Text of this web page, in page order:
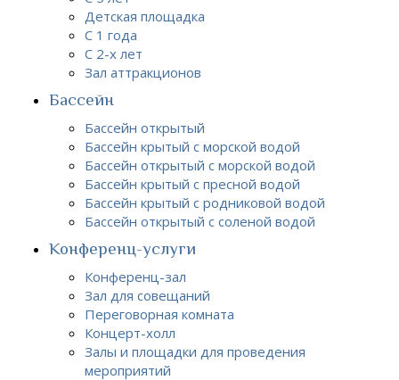
Детская площадка
С 1 года
С 2-х лет
Зал аттракционов
Бассейн
Бассейн открытый
Бассейн крытый с морской водой
Бассейн открытый с морской водой
Бассейн крытый с пресной водой
Бассейн крытый с родниковой водой
Бассейн открытый с соленой водой
Конференц-услуги
Конференц-зал
Зал для совещаний
Переговорная комната
Концерт-холл
Залы и площадки для проведения
мероприятий